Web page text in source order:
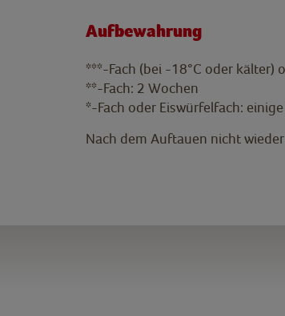
Aufbewahrung
***-Fach (bei -18°C oder kälter)
**-Fach: 2 Wochen
*-Fach oder Eiswürfelfach: einige
Nach dem Auftauen nicht